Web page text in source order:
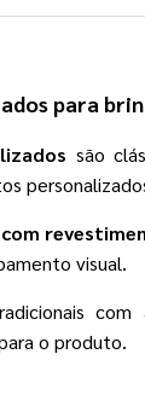
para
são
visual.
o produto.